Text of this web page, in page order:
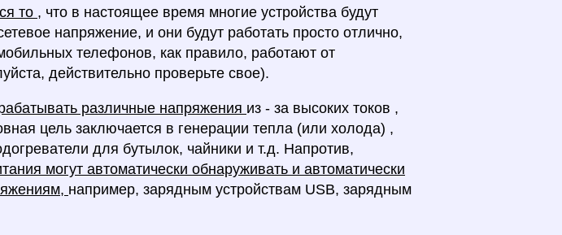
то , что в настоящее время многие устройства будут
напряжение, и они будут работать просто отлично,
телефонов, как правило, работают от
действительно проверьте свое).
различные напряжения из - за высоких токов ,
цель заключается в генерации тепла (или холода) ,
для бутылок, чайники и т.д. Напротив,
могут автоматически обнаруживать и автоматически
например, зарядным устройствам USB, зарядным